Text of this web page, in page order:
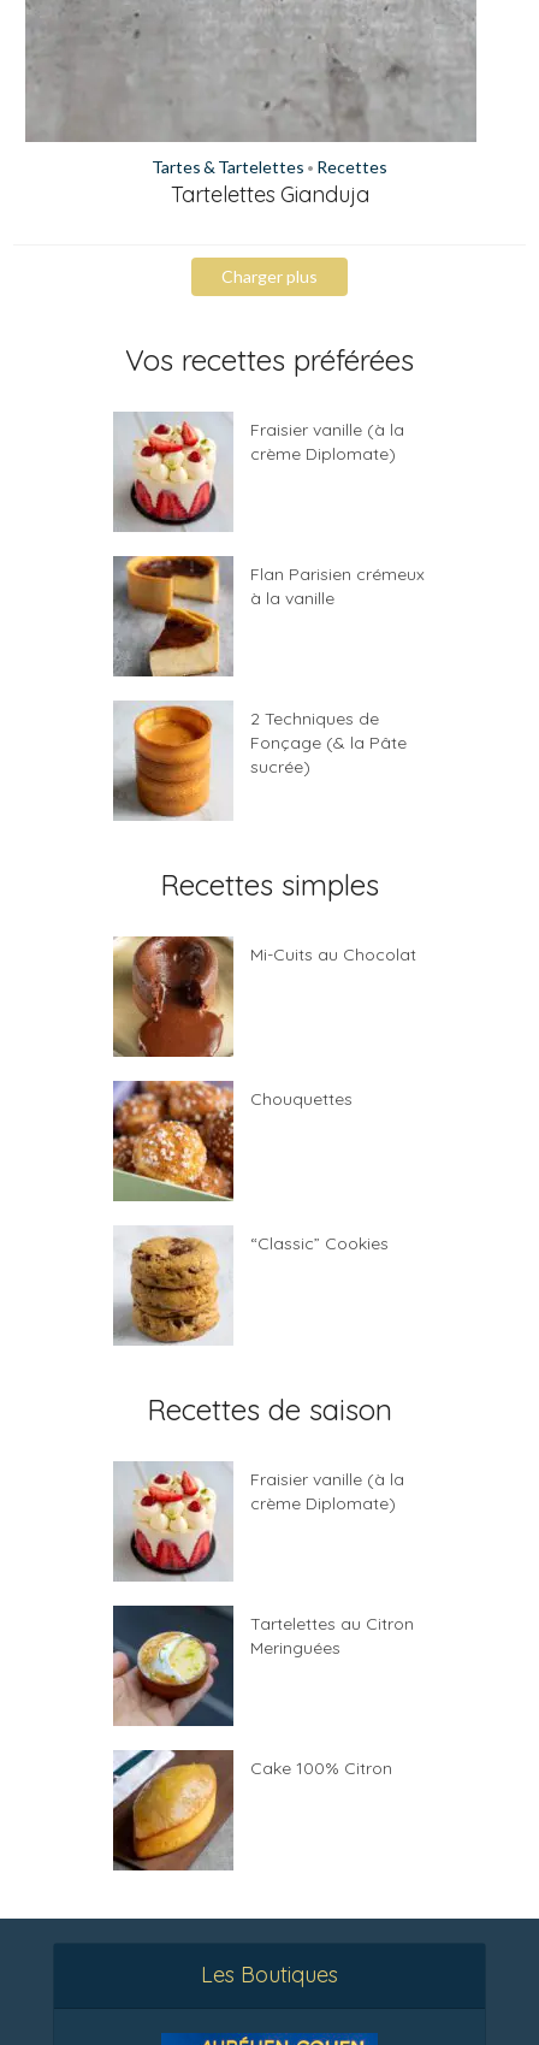
Tartes & Tartelettes • Recettes
Tartelettes Gianduja
Charger plus
Vos recettes préférées
Fraisier vanille (à la
crème Diplomate)
Flan Parisien crémeux
à la vanille
2 Techniques de
Fonçage (& la Pâte
sucrée)
Recettes simples
Mi-Cuits au Chocolat
Chouquettes
“Classic” Cookies
Recettes de saison
Fraisier vanille (à la
crème Diplomate)
Tartelettes au Citron
Meringuées
Cake 100% Citron
Les Boutiques